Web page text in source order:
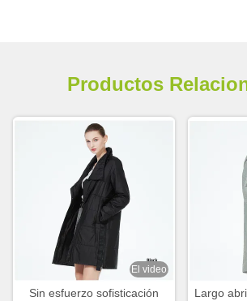
Productos
El video
Sin esfuerzo sofisticación
Largo